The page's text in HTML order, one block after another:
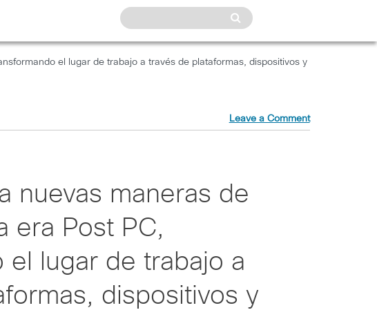
el lugar de trabajo a través de plataformas, dispositivos y
Leave a Comment
nuevas maneras de
era Post PC,
el lugar de trabajo a
dispositivos y